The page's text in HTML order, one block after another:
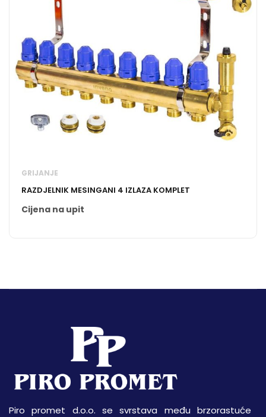
GRIJANJE
RAZDJELNIK MESINGANI 4 IZLAZA KOMPLET
Cijena na upit
Piro promet d.o.o. se svrstava među brzorastuće